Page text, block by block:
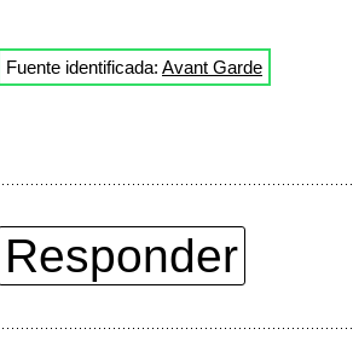
Fuente identificada: Avant Garde
Responder